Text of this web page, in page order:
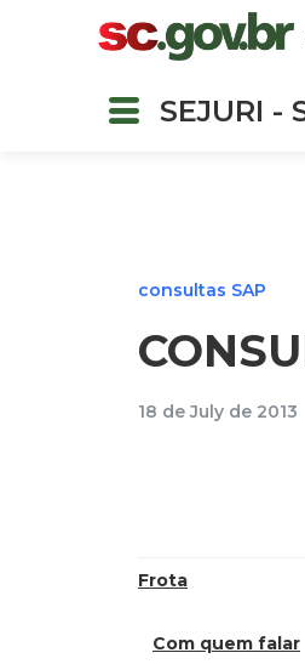
SEJURI
consultas SAP
18 de July de 2013
Frota
Com quem falar